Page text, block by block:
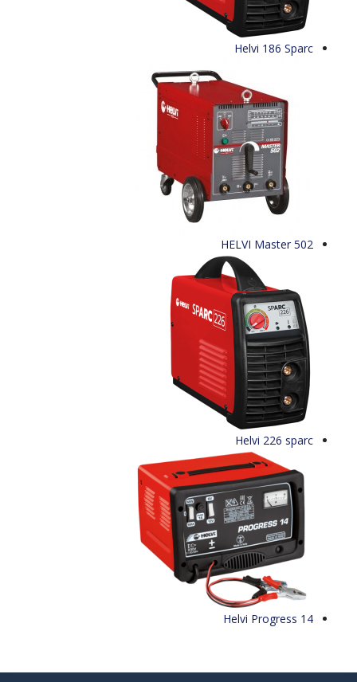
Helvi 186 Sparc
HELVI Master 502
Helvi 226 sparc
Helvi Progress 14